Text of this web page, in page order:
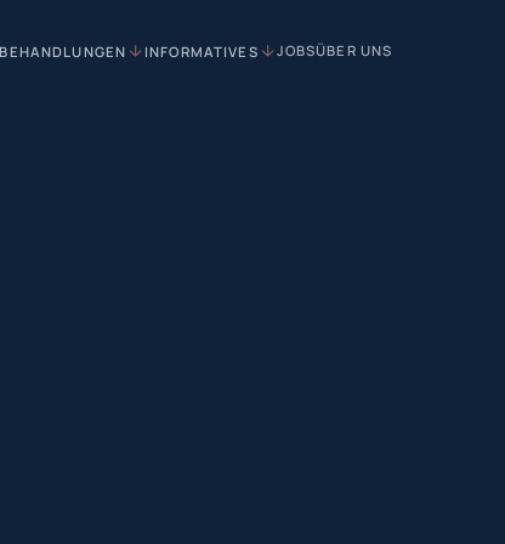
BEHANDLUNGEN INFORMATIVES JOBSÜBER UNS